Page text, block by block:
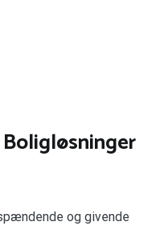
og givende